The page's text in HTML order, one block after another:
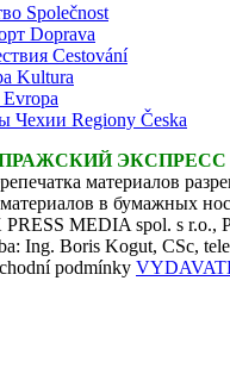
Společnost
Doprava
Cestování
Kultura
Чехии Regiony Česka
ПРАЖСКИЙ
материалов
в бумажных
MEDIA spol. s r.o.,
Ing. Boris Kogut, CSc,
podmínky